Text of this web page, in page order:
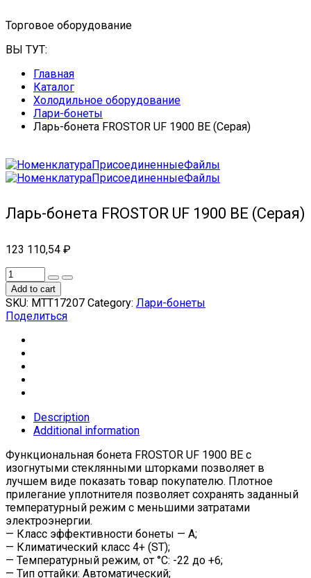
Торговое оборудование
ВЫ ТУТ:
Главная
Каталог
Холодильное оборудование
Лари-бонеты
Ларь-бонета FROSTOR UF 1900 BЕ (Серая)
Ларь-бонета FROSTOR UF 1900 BЕ (Серая)
123 110,54 ₽
Add to cart
SKU: МТТ17207 Category: Лари-бонеты
Поделиться
Description
Additional information
Функциональная бонета FROSTOR UF 1900 BE с
изогнутыми стеклянными шторками позволяет в
лучшем виде показать товар покупателю. Плотное
прилегание уплотнителя позволяет сохранять заданный
температурный режим с меньшими затратами
электроэнергии.
— Класс эффективности бонеты — А;
— Климатический класс 4+ (ST);
— Температурный режим, от °С: -22 до +6;
— Тип оттайки: Автоматический;